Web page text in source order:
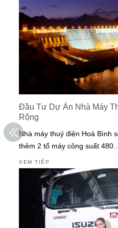
Đầu Tư Dự Án Nhà Máy
Rộng
Nhà máy thuỷ điện Hoà Bình
thêm 2 tổ máy công suất 480…
XEM TIẾP